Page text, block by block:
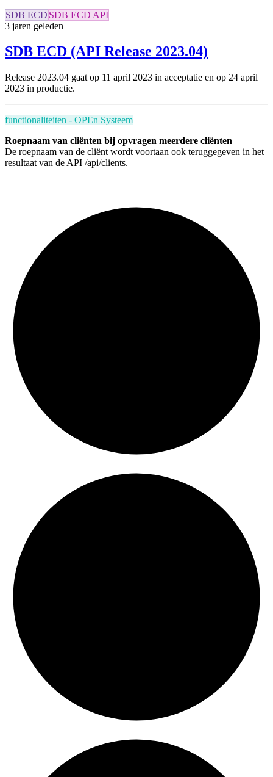
SDB ECD SDB ECD API
3 jaren geleden
SDB ECD (API Release 2023.04)
Release 2023.04 gaat op 11 april 2023 in acceptatie en op 24 april
2023 in productie.
functionaliteiten - OPEn Systeem
Roepnaam van cliënten bij opvragen meerdere cliënten
De roepnaam van de cliënt wordt voortaan ook teruggegeven in het
resultaat van de API /api/clients.